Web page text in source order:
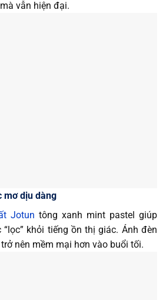
vẫn hiện đại.
mơ dịu dàng
Jotun tông xanh mint pastel giúp
khỏi tiếng ồn thị giác. Ánh đèn
nên mềm mại hơn vào buổi tối.